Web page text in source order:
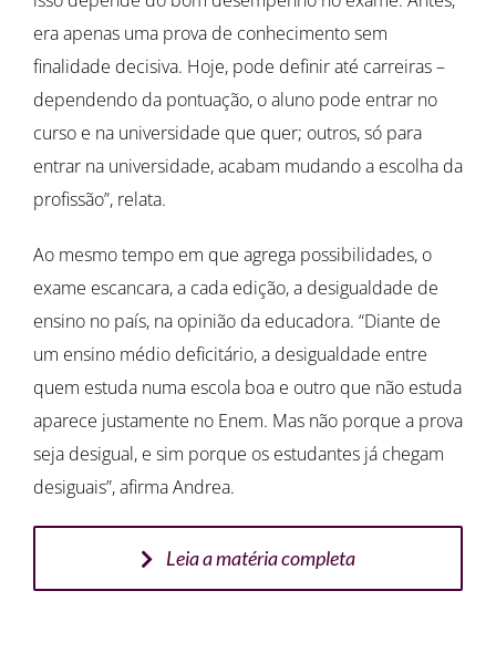
era apenas uma prova de conhecimento sem
finalidade decisiva. Hoje, pode definir até carreiras –
dependendo da pontuação, o aluno pode entrar no
curso e na universidade que quer; outros, só para
entrar na universidade, acabam mudando a escolha da
profissão”, relata.
Ao mesmo tempo em que agrega possibilidades, o
exame escancara, a cada edição, a desigualdade de
ensino no país, na opinião da educadora. “Diante de
um ensino médio deficitário, a desigualdade entre
quem estuda numa escola boa e outro que não estuda
aparece justamente no Enem. Mas não porque a prova
seja desigual, e sim porque os estudantes já chegam
desiguais”, afirma Andrea.
Leia a matéria completa